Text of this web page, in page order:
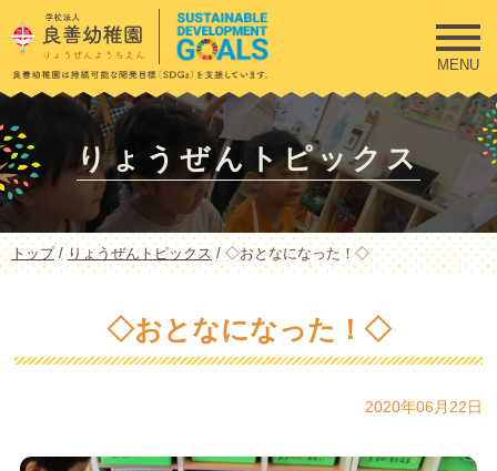
このページの本文へ
MENU
りょうぜんトピックス
現
在
トップ/りょうぜんトピックス /◇おとなになった！◇
◇おとなになった！◇
2020年06月22日